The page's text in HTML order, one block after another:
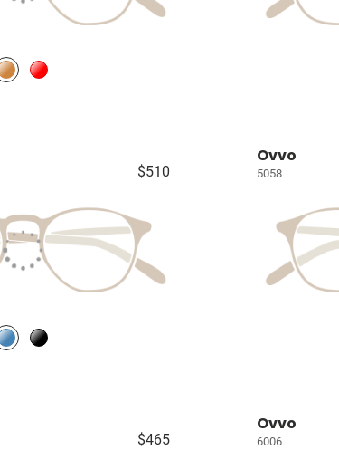
$510
Ovvo
5058
$465
Ovvo
6006